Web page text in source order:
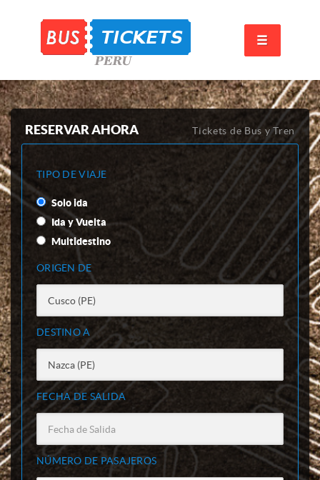
RESERVAR AHORA Tickets de Bus y Tren
TIPO DE VIAJE
Solo ida
Ida y Vuelta
Multidestino
ORIGEN DE
DESTINO A
FECHA DE SALIDA
NÚMERO DE PASAJEROS